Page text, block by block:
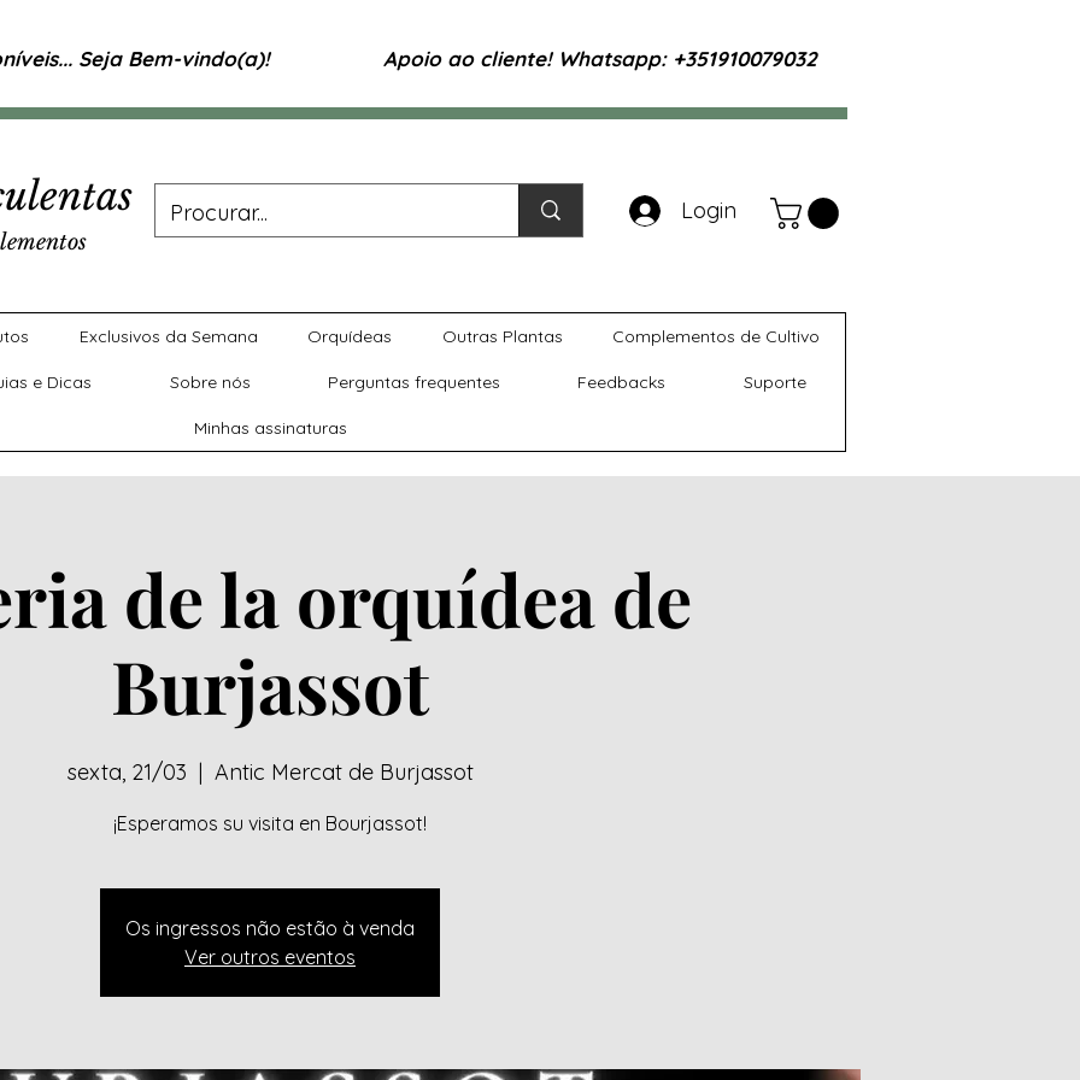
Seja Bem-vindo(a)! Apoio ao cliente! Whatsapp: +351910079032
Login
Exclusivos da Semana Orquídeas Outras Plantas Complementos de Cultivo
e Dicas Sobre nós Perguntas frequentes Feedbacks Suporte
Minhas assinaturas
de la orquídea de
Burjassot
sexta, 21/03
  |
Antic Mercat de Burjassot
¡Esperamos su visita en Bourjassot!
Os ingressos não estão à venda
Ver outros eventos